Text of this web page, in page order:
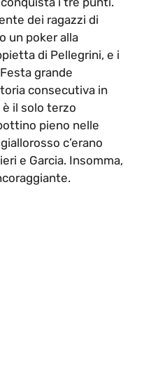
dei ragazzi di
un poker alla
di Pellegrini, e i
grande
consecutiva in
il solo terzo
pieno nelle
c’erano
e Garcia. Insomma,